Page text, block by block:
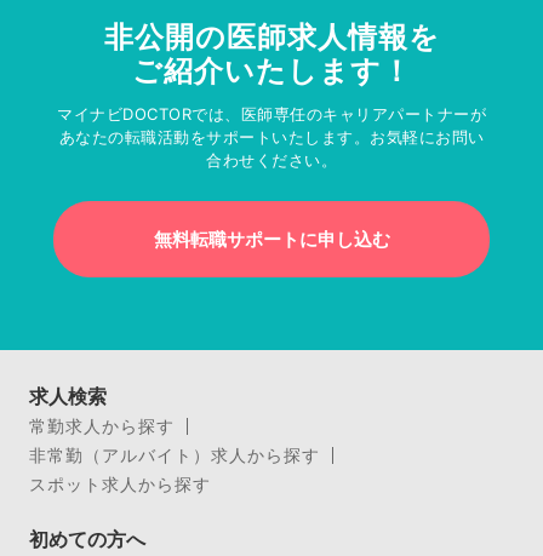
非公開の医師求人情報を
ご紹介いたします！
マイナビDOCTORでは、医師専任のキャリアパートナーが
あなたの転職活動をサポートいたします。お気軽にお問い
合わせください。
無料転職サポートに申し込む
求人検索
常勤求人から探す
非常勤（アルバイト）求人から探す
スポット求人から探す
初めての方へ